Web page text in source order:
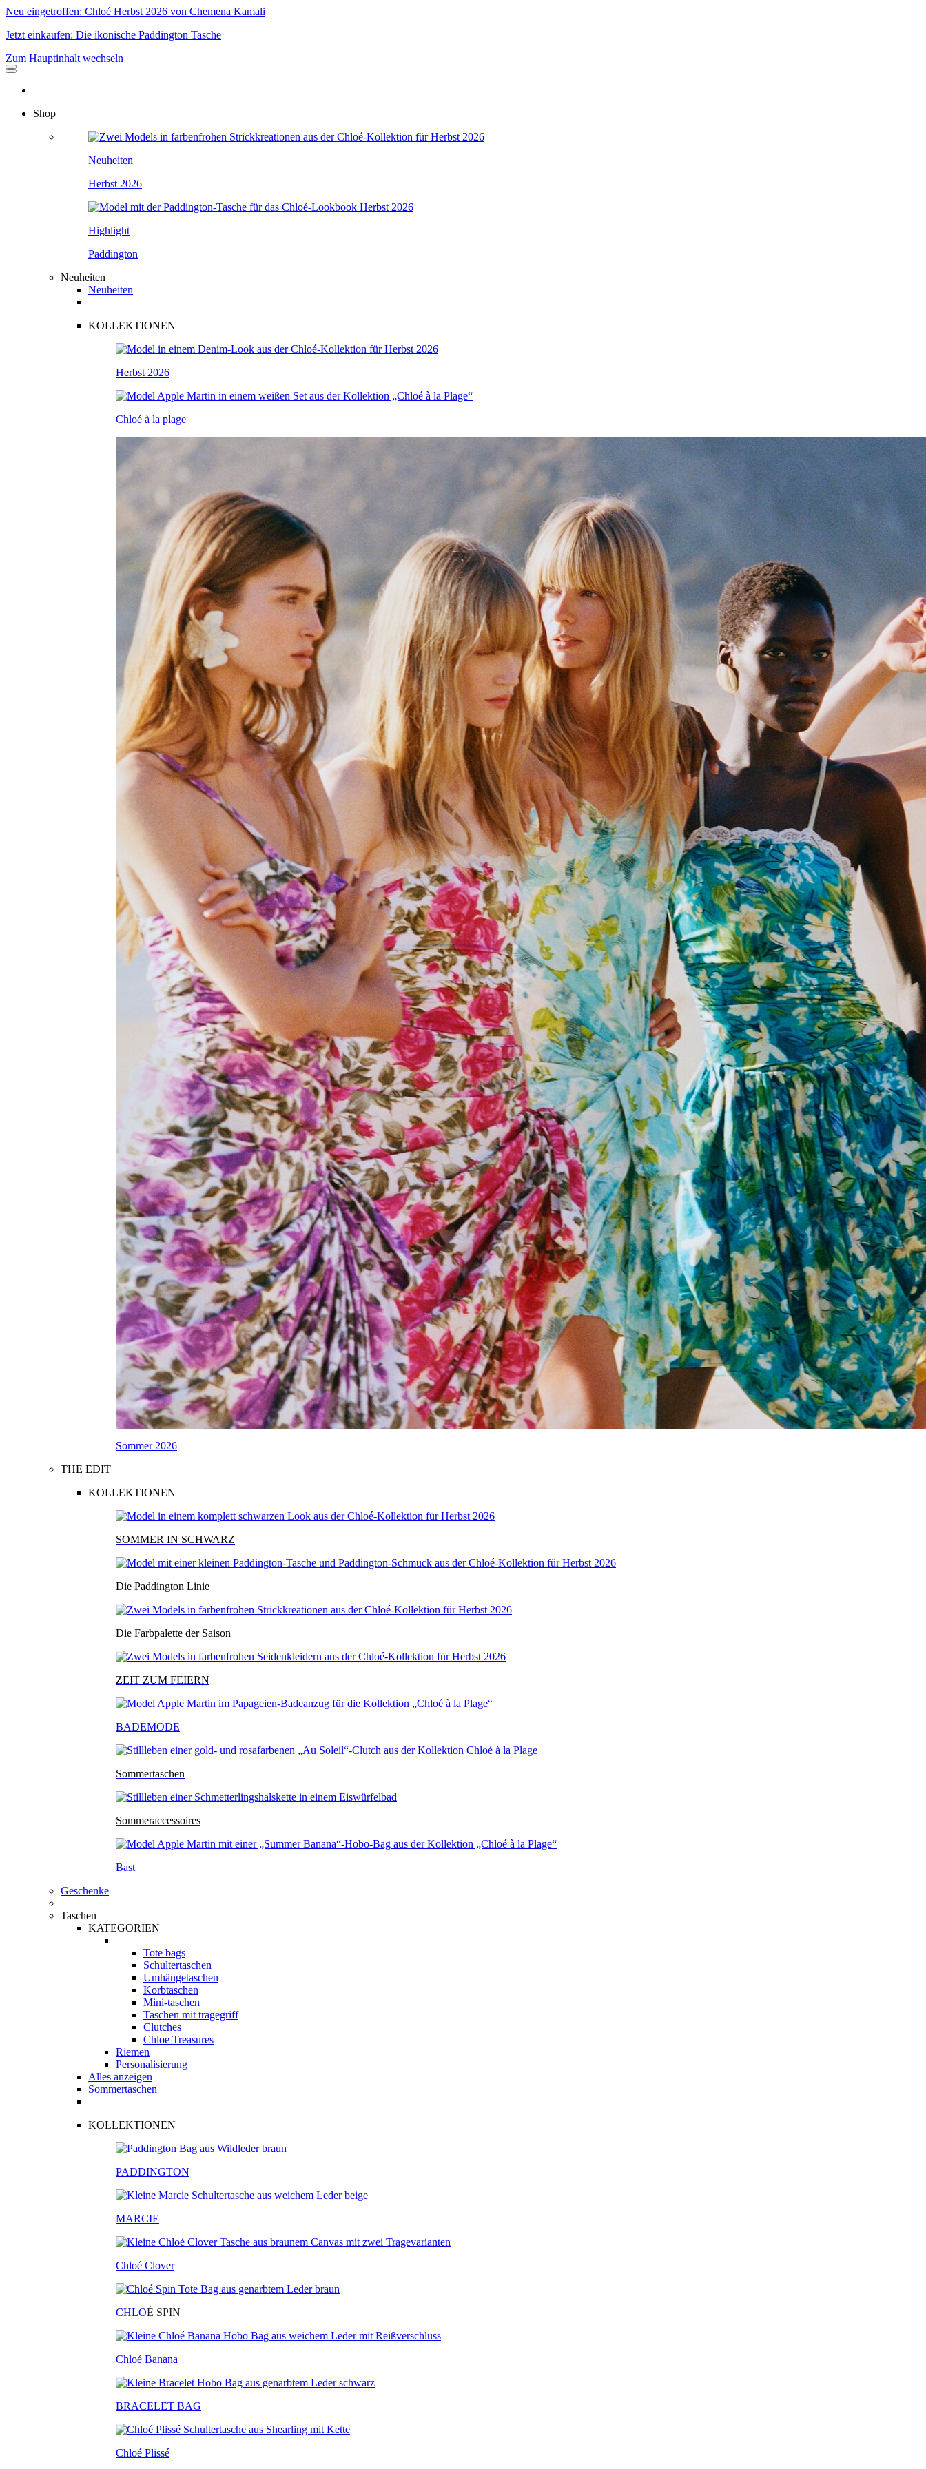
Neu eingetroffen: Chloé Herbst 2026 von Chemena Kamali
Jetzt einkaufen: Die ikonische Paddington Tasche
Zum Hauptinhalt wechseln
Shop
Neuheiten
Herbst 2026
Highlight
Paddington
Neuheiten
Neuheiten
KOLLEKTIONEN
Herbst 2026
Chloé à la plage
Sommer 2026
THE EDIT
KOLLEKTIONEN
SOMMER IN SCHWARZ
Die Paddington Linie
Die Farbpalette der Saison
ZEIT ZUM FEIERN
BADEMODE
Sommertaschen
Sommeraccessoires
Bast
Geschenke
Taschen
KATEGORIEN
Tote bags
Schultertaschen
Umhängetaschen
Korbtaschen
Mini-taschen
Taschen mit tragegriff
Clutches
Chloe Treasures
Riemen
Personalisierung
Alles anzeigen
Sommertaschen
KOLLEKTIONEN
PADDINGTON
MARCIE
Chloé Clover
CHLOÉ SPIN
Chloé Banana
BRACELET BAG
Chloé Plissé